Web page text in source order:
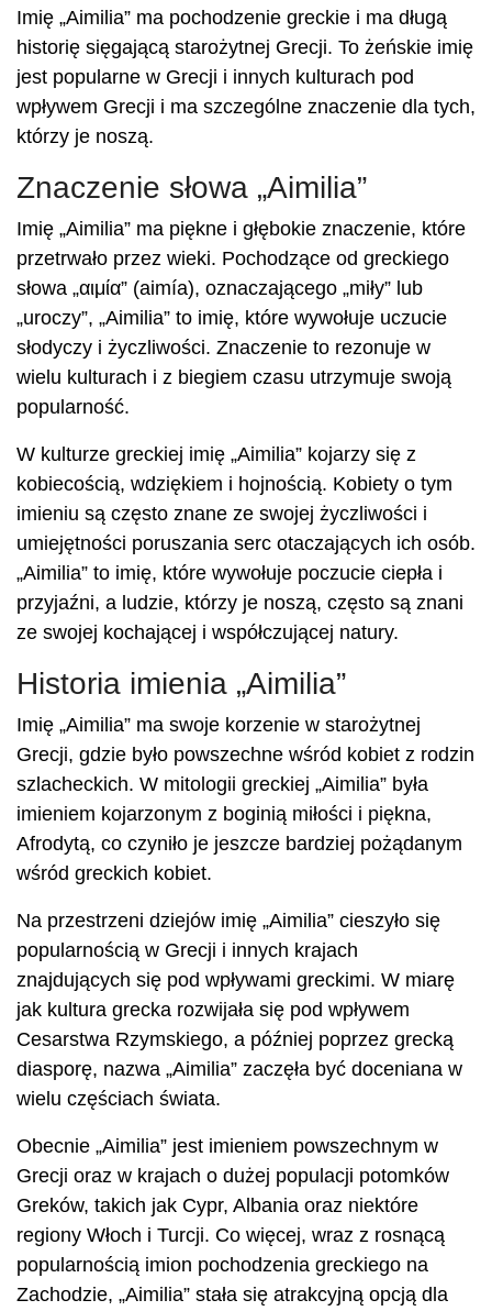
Imię „Aimilia” ma pochodzenie greckie i ma długą
historię sięgającą starożytnej Grecji. To żeńskie imię
jest popularne w Grecji i innych kulturach pod
wpływem Grecji i ma szczególne znaczenie dla tych,
którzy je noszą.
Znaczenie słowa „Aimilia”
Imię „Aimilia” ma piękne i głębokie znaczenie, które
przetrwało przez wieki. Pochodzące od greckiego
słowa „αιμία” (aimía), oznaczającego „miły” lub
„uroczy”, „Aimilia” to imię, które wywołuje uczucie
słodyczy i życzliwości. Znaczenie to rezonuje w
wielu kulturach i z biegiem czasu utrzymuje swoją
popularność.
W kulturze greckiej imię „Aimilia” kojarzy się z
kobiecością, wdziękiem i hojnością. Kobiety o tym
imieniu są często znane ze swojej życzliwości i
umiejętności poruszania serc otaczających ich osób.
„Aimilia” to imię, które wywołuje poczucie ciepła i
przyjaźni, a ludzie, którzy je noszą, często są znani
ze swojej kochającej i współczującej natury.
Historia imienia „Aimilia”
Imię „Aimilia” ma swoje korzenie w starożytnej
Grecji, gdzie było powszechne wśród kobiet z rodzin
szlacheckich. W mitologii greckiej „Aimilia” była
imieniem kojarzonym z boginią miłości i piękna,
Afrodytą, co czyniło je jeszcze bardziej pożądanym
wśród greckich kobiet.
Na przestrzeni dziejów imię „Aimilia” cieszyło się
popularnością w Grecji i innych krajach
znajdujących się pod wpływami greckimi. W miarę
jak kultura grecka rozwijała się pod wpływem
Cesarstwa Rzymskiego, a później poprzez grecką
diasporę, nazwa „Aimilia” zaczęła być doceniana w
wielu częściach świata.
Obecnie „Aimilia” jest imieniem powszechnym w
Grecji oraz w krajach o dużej populacji potomków
Greków, takich jak Cypr, Albania oraz niektóre
regiony Włoch i Turcji. Co więcej, wraz z rosnącą
popularnością imion pochodzenia greckiego na
Zachodzie, „Aimilia” stała się atrakcyjną opcją dla